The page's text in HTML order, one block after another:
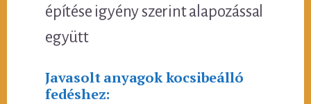
építése igyény szerint alapozással
együtt
Javasolt anyagok kocsibeálló
fedéshez: